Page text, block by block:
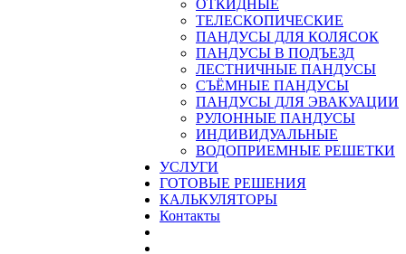
ОТКИДНЫЕ
ТЕЛЕСКОПИЧЕСКИЕ
ПАНДУСЫ ДЛЯ КОЛЯСОК
ПАНДУСЫ В ПОДЪЕЗД
ЛЕСТНИЧНЫЕ ПАНДУСЫ
CЪЁМНЫЕ ПАНДУСЫ
ПАНДУСЫ ДЛЯ ЭВАКУАЦИИ
РУЛОННЫЕ ПАНДУСЫ
ИНДИВИДУАЛЬНЫЕ
ВОДОПРИЕМНЫЕ РЕШЕТКИ
УСЛУГИ
ГОТОВЫЕ РЕШЕНИЯ
КАЛЬКУЛЯТОРЫ
Контакты